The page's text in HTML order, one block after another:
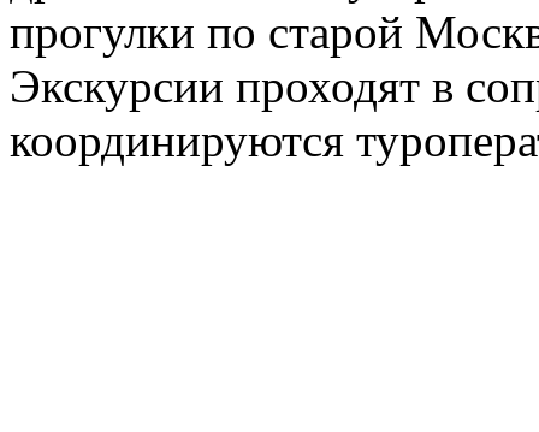
прогулки по старой
Экскурсии проходят в
координируются